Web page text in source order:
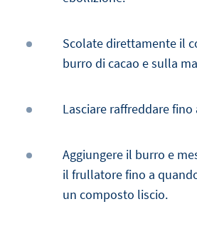
Scolate direttamente il
burro di cacao e sulla
Lasciare raffreddare fino
Aggiungere il burro e
il frullatore fino a
un composto liscio.